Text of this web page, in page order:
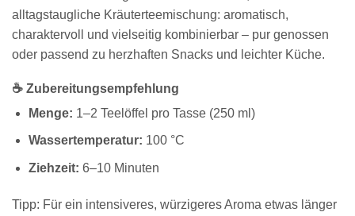
alltagstaugliche Kräuterteemischung: aromatisch,
charaktervoll und vielseitig kombinierbar – pur genossen
oder passend zu herzhaften Snacks und leichter Küche.
☕ Zubereitungsempfehlung
Menge: 1–2 Teelöffel pro Tasse (250 ml)
Wassertemperatur: 100 °C
Ziehzeit: 6–10 Minuten
Tipp: Für ein intensiveres, würzigeres Aroma etwas länger